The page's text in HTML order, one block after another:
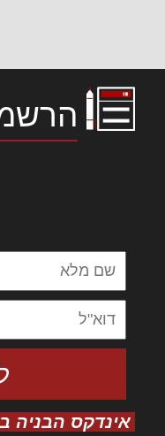
אינדקס הבניה